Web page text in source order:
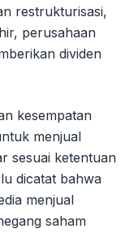
restrukturisasi,
perusahaan
dividen
kesempatan
menjual
sesuai ketentuan
dicatat bahwa
menjual
saham